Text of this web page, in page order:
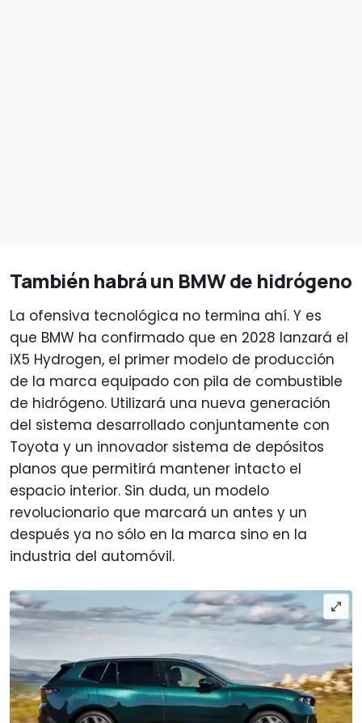
También habrá un BMW de hidrógeno
La ofensiva tecnológica no termina ahí. Y es
que BMW ha confirmado que en 2028 lanzará el
iX5 Hydrogen, el primer modelo de producción
de la marca equipado con pila de combustible
de hidrógeno. Utilizará una nueva generación
del sistema desarrollado conjuntamente con
Toyota y un innovador sistema de depósitos
planos que permitirá mantener intacto el
espacio interior. Sin duda, un modelo
revolucionario que marcará un antes y un
después ya no sólo en la marca sino en la
industria del automóvil.